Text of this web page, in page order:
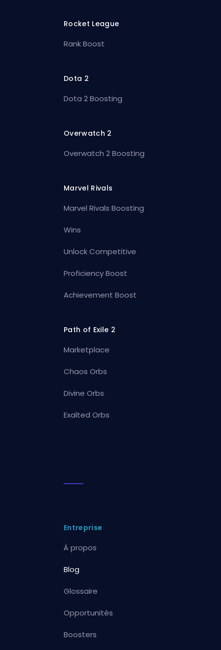
Rocket League
Rank Boost
Dota 2
Dota 2 Boosting
Overwatch 2
Overwatch 2 Boosting
Marvel Rivals
Marvel Rivals Boosting
Wins
Unlock Competitive
Proficiency Boost
Achievement Boost
Path of Exile 2
Marketplace
Chaos Orbs
Divine Orbs
Exalted Orbs
Entreprise
À propos
Blog
Glossaire
Opportunités
Boosters